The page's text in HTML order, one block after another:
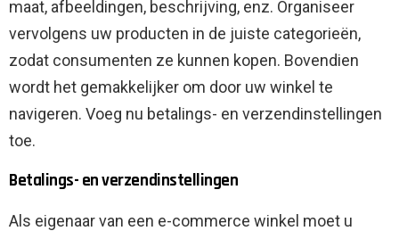
maat, afbeeldingen, beschrijving, enz. Organiseer
vervolgens uw producten in de juiste categorieën,
zodat consumenten ze kunnen kopen. Bovendien
wordt het gemakkelijker om door uw winkel te
navigeren. Voeg nu betalings- en verzendinstellingen
toe.
Betalings- en verzendinstellingen
Als eigenaar van een e-commerce winkel moet u